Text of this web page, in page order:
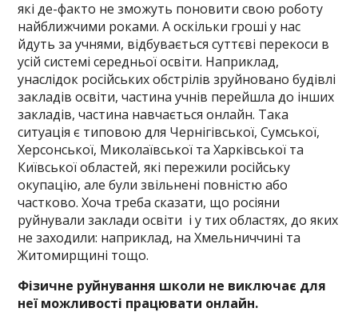
які де-факто не зможуть поновити свою роботу
найближчими роками. А оскільки гроші у нас
йдуть за учнями, відбувається суттєві перекоси в
усій системі середньої освіти. Наприклад,
унаслідок російських обстрілів зруйновано будівлі
закладів освіти, частина учнів перейшла до інших
закладів, частина навчається онлайн. Така
ситуація є типовою для Чернігівської, Сумської,
Херсонської, Миколаївської та Харківської та
Київської областей, які пережили російську
окупацію, але були звільнені повністю або
частково. Хоча треба сказати, що росіяни
руйнували заклади освіти і у тих областях, до яких
не заходили: наприклад, на Хмельниччині та
Житомирщині тощо.
Фізичне руйнування школи не виключає для
неї можливості працювати онлайн.